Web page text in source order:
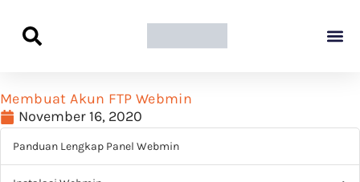
Membuat Akun FTP Webmin
November 16, 2020
Panduan Lengkap Panel Webmin